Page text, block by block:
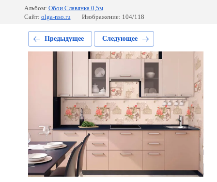
Альбом: Обои Славянка 0,5м
Сайт: olga-nso.ru Изображение: 104/118
Предыдущее Следующее